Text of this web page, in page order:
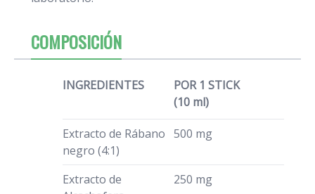
COMPOSICIÓN
INGREDIENTES
POR 1 STICK
(10 ml)
Extracto de Rábano
negro (4:1)
500 mg
Extracto de
250 mg